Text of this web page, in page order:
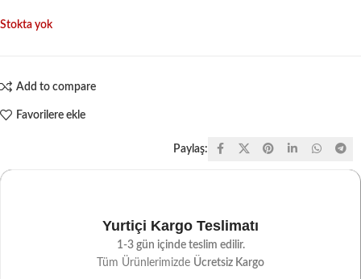
Stokta yok
Add to compare
Favorilere ekle
Paylaş:
Yurtiçi Kargo Teslimatı
1-3 gün içinde teslim edilir.
Tüm Ürünlerimizde Ücretsiz Kargo